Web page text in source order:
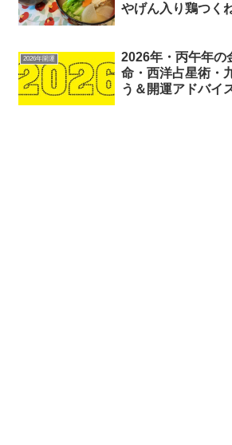
やげん入り鶏つく
2026年開運
2026年・丙午年
命・西洋占星術・
う＆開運アドバイ